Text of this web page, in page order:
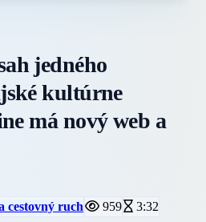
jedného
kultúrne
má nový web a
cestovný ruch 959 3:32